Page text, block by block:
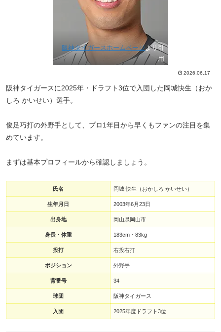
阪神タイガースホームページより引
用
2026.06.17
阪神タイガースに2025年・ドラフト3位で入団した岡城快生（おか
しろ かいせい）選手。
俊足巧打の外野手として、プロ1年目から早くもファンの注目を集
めています。
まずは基本プロフィールから確認しましょう。
氏名 岡城 快生（おかしろ かいせい）
生年月日 2003年6月23日
出身地 岡山県岡山市
身長・体重 183cm・83kg
投打 右投右打
ポジション 外野手
背番号 34
球団 阪神タイガース
入団 2025年度ドラフト3位